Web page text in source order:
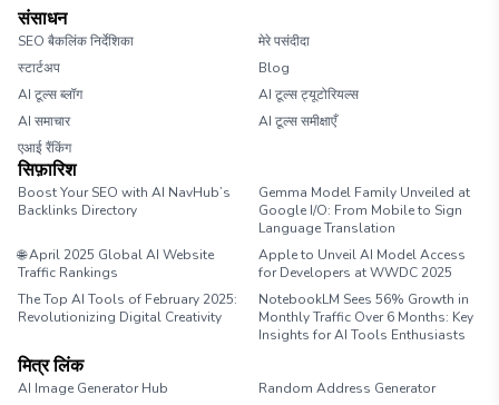
संसाधन
SEO बैकलिंक निर्देशिका
मेरे पसंदीदा
स्टार्टअप
Blog
AI टूल्स ब्लॉग
AI टूल्स ट्यूटोरियल्स
AI समाचार
AI टूल्स समीक्षाएँ
एआई रैंकिंग
सिफ़ारिश
Boost Your SEO with AI NavHub’s
Backlinks Directory
Gemma Model Family Unveiled at
Google I/O: From Mobile to Sign
Language Translation
🌐 April 2025 Global AI Website
Traffic Rankings
Apple to Unveil AI Model Access
for Developers at WWDC 2025
The Top AI Tools of February 2025:
Revolutionizing Digital Creativity
NotebookLM Sees 56% Growth in
Monthly Traffic Over 6 Months: Key
Insights for AI Tools Enthusiasts
मित्र लिंक
AI Image Generator Hub
Random Address Generator